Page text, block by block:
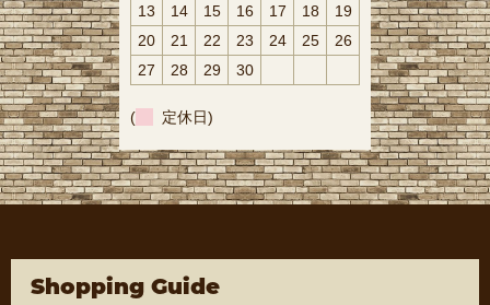
13
14 15 16 17 18
19
20
21 22 23 24 25
26
27
28 29 30
( 定休日)
Shopping Guide